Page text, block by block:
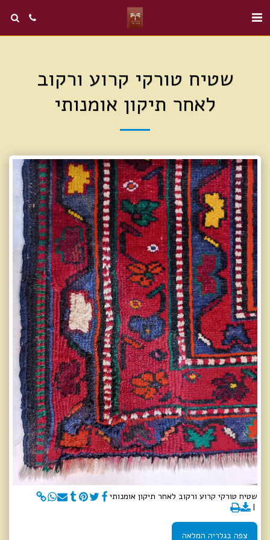
שטיח טורקי קרוע ורקוב
לאחר תיקון אומנותי
שטיח טורקי קרוע ורקוב לאחר תיקון אומנותי
צפה בגלריה המלאה